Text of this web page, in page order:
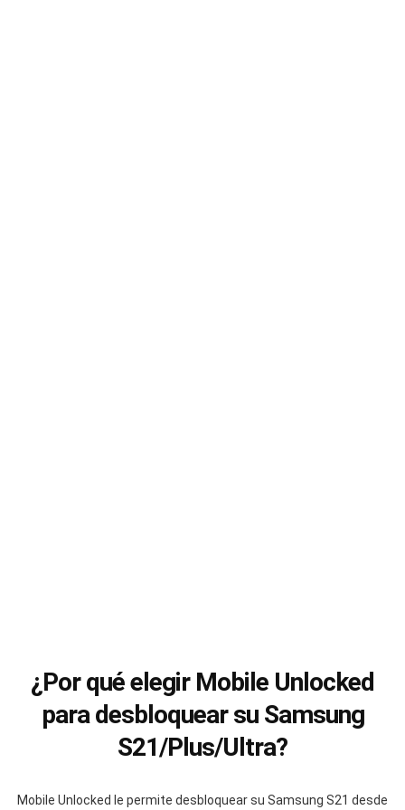
¿Por qué elegir Mobile Unlocked
para desbloquear su Samsung
S21/Plus/Ultra?
Mobile Unlocked le permite desbloquear su Samsung S21 desde